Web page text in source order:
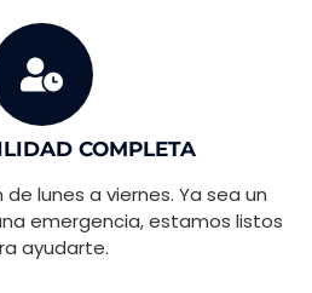
COMPLETA
lunes a viernes. Ya sea un
emergencia, estamos listos
ayudarte.